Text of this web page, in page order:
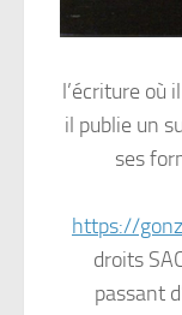
l’écriture où
il publie un
ses
https://
droits
passant